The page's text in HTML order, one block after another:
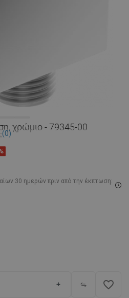
χρώμιο - 79345-00
(0)
30 ημερών πριν από την έκπτωση:
+ favorite_border